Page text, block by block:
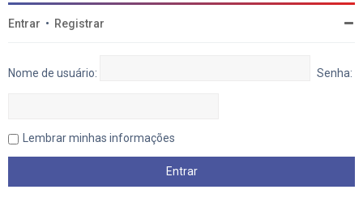
Entrar • Registrar
Nome de usuário: Senha:
Lembrar minhas informações